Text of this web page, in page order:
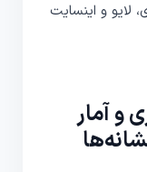
لایو و اینسایت
و آمار